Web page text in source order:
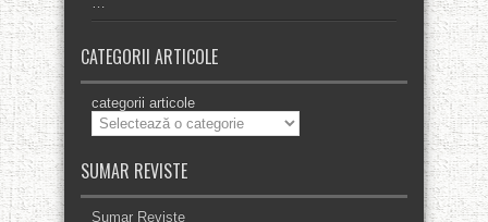
CATEGORII ARTICOLE
categorii articole
SUMAR REVISTE
Sumar Reviste